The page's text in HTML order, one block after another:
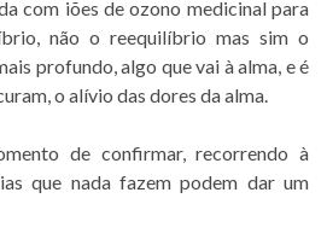
com iões de ozono medicinal para
não o reequilíbrio mas sim o
profundo, algo que vai à alma, e é
o alívio das dores da alma.
de confirmar, recorrendo à
que nada fazem podem dar um